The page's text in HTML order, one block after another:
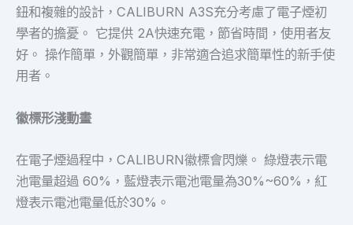
鈕和複雜的設計，CALIBURN A3S充分考慮了電子煙初
學者的擔憂。 它提供 2A快速充電，節省時間，使用者友
好。 操作簡單，外觀簡單，非常適合追求簡單性的新手使
用者。
徽標形淺動畫
在電子煙過程中，CALIBURN徽標會閃爍。 綠燈表示電
池電量超過 60%，藍燈表示電池電量為30%~60%，紅
燈表示電池電量低於30%。